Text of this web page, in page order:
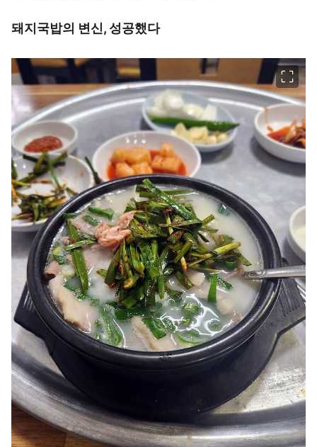
돼지국밥의 변신, 성공했다